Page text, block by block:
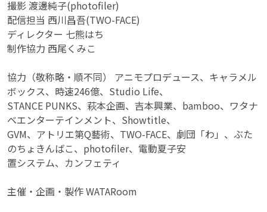
撮影 渡邊純子(photofiler)
配信担当 西川昌吾(TWO-FACE)
ディレクター 七熊はち
制作協力 西尾くみこ
協力（敬称略・順不同） アニモプロデュース、キャラメル
ボックス、時速246億、Studio Life、
STANCE PUNKS、萩本企画、吉本興業、bamboo、ワタナ
ベエンターテインメント、Showtitle、
GVM、アトリエ第Q藝術、TWO-FACE、劇団「わ」、ぶた
のちょきんばこ、photofiler、電動夏子安
置システム、カンフェティ
主催・企画・製作 WATARoom